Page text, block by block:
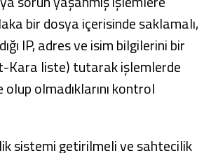
bir dosya içerisinde saklamalı,
IP, adres ve isim bilgilerini bir
Kara liste) tutarak işlemlerde
olup olmadıklarını kontrol
sistemi getirilmeli ve sahtecilik